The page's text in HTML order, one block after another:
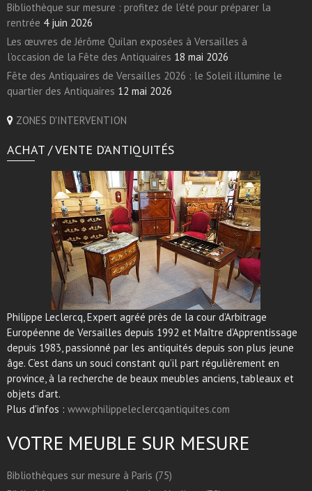
Bibliothèque sur mesure : profitez de l’été pour préparer la
rentrée 4 juin 2026
Les œuvres de Jérôme Quilan exposées à Versailles à
l’occasion de la Fête des Antiquaires 18 mai 2026
Fête des Antiquaires de Versailles 2026 : le Soleil illumine le
quartier des Antiquaires 12 mai 2026
ZONES D'INTERVENTION
ACHAT / VENTE D’ANTIQUITÉS
Philippe Leclercq, Expert agréé près de la cour d’Arbitrage
Européenne de Versailles depuis 1992 et Maître d’Apprentissage
depuis 1983, passionné par les antiquités depuis son plus jeune
âge. C’est dans un souci constant qu’il part régulièrement en
province, à la recherche de beaux meubles anciens, tableaux et
objets d’art.
Plus d'infos : www.philippeleclercqantiquites.com
VOTRE MEUBLE SUR MESURE
Bibliothèques sur mesure à Paris (75)